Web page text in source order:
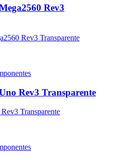
Rev3
Rev3 Transparente